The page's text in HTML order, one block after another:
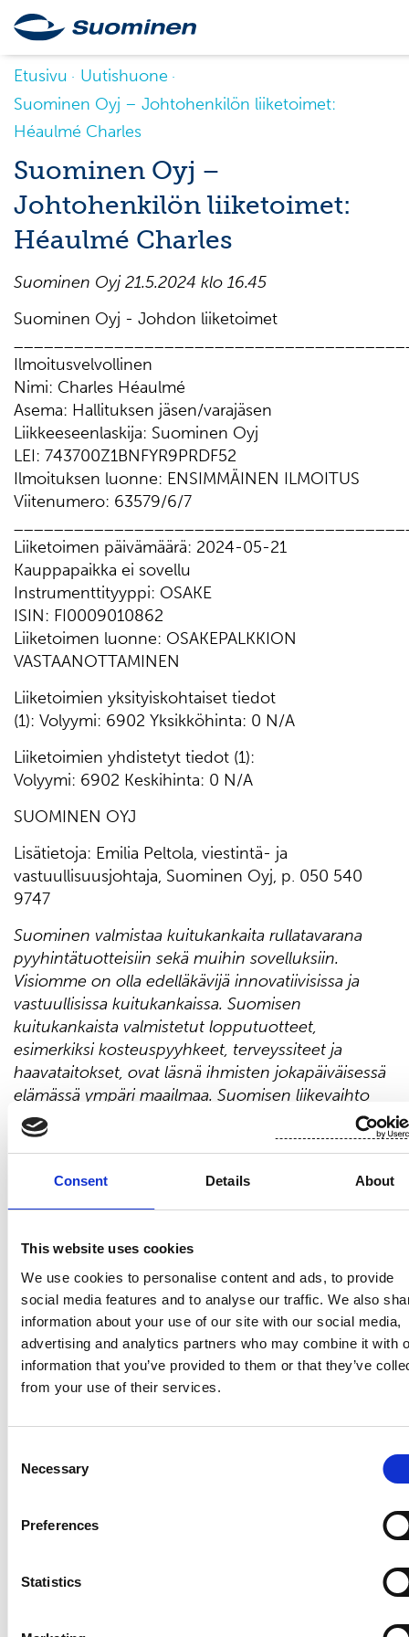
Consent Details About
This website uses cookies
We use cookies to personalise content and ads, to provide
social media features and to analyse our traffic. We also
information about your use of our site with our social media,
advertising and analytics partners who may combine it with
information that you’ve provided to them or that they’ve
from your use of their services.
Selection
Necessary
Preferences
Statistics
Etusivu
Uutishuone
Suominen Oyj – Johtohenkilön liiketoimet:
Héaulmé Charles
Suominen Oyj –
Johtohenkilön liiketoimet:
Héaulmé Charles
Suominen Oyj 21.5.2024 klo 16.45
Suominen Oyj - Johdon liiketoimet
Ilmoitusvelvollinen
Nimi: Charles Héaulmé
Asema: Hallituksen jäsen/varajäsen
Liikkeeseenlaskija: Suominen Oyj
LEI: 743700Z1BNFYR9PRDF52
Ilmoituksen luonne: ENSIMMÄINEN ILMOITUS
Viitenumero: 63579/6/7
Liiketoimen päivämäärä: 2024-05-21
Kauppapaikka ei sovellu
Instrumenttityyppi: OSAKE
ISIN: FI0009010862
Liiketoimen luonne: OSAKEPALKKION
VASTAANOTTAMINEN
Liiketoimien yksityiskohtaiset tiedot
(1): Volyymi: 6902 Yksikköhinta: 0 N/A
Liiketoimien yhdistetyt tiedot (1):
Volyymi: 6902 Keskihinta: 0 N/A
SUOMINEN OYJ
Lisätietoja: Emilia Peltola, viestintä- ja
vastuullisuusjohtaja, Suominen Oyj, p. 050 540
9747
Suominen valmistaa kuitukankaita rullatavarana
pyyhintätuotteisiin sekä muihin sovelluksiin.
Visiomme on olla edelläkävijä innovatiivisissa ja
vastuullisissa kuitukankaissa. Suomisen
kuitukankaista valmistetut lopputuotteet,
esimerkiksi kosteuspyyhkeet, terveyssiteet ja
haavataitokset, ovat läsnä ihmisten jokapäiväisessä
elämässä ympäri maailmaa. Suomisen liikevaihto
vuonna 2023 oli 450,9 milj. euroa ja työllistämme
lähes 700 ammattilaista Euroopassa sekä Pohjois-
Nasdaq Helsingissä. Lue lisää: www.suominen.fi.
Viimeisimmät uutiset
JOHTOHENKILÖIDEN LIIKETOIMET
26.6.2026
Suominen Oyj – Johtohenkilön
liiketoimet: Andreas Ahlström
liiketoimet: Charles Héaulmé